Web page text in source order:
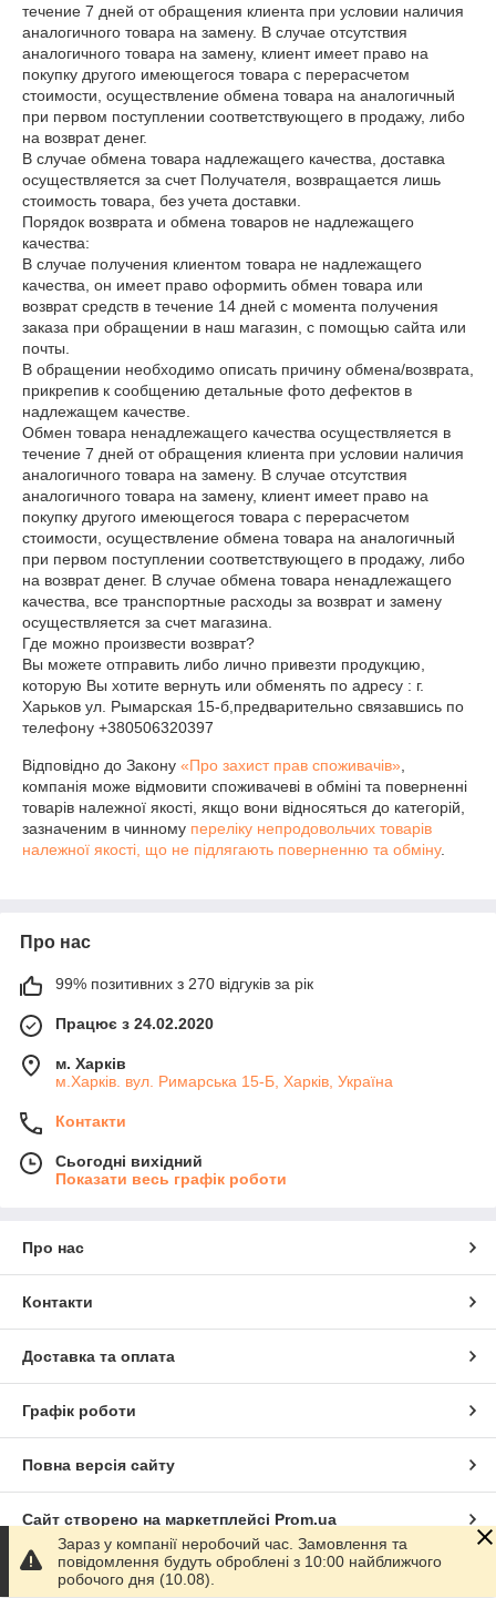
течение 7 дней от обращения клиента при условии наличия
аналогичного товара на замену. В случае отсутствия
аналогичного товара на замену, клиент имеет право на
покупку другого имеющегося товара с перерасчетом
стоимости, осуществление обмена товара на аналогичный
при первом поступлении соответствующего в продажу, либо
на возврат денег.
В случае обмена товара надлежащего качества, доставка
осуществляется за счет Получателя, возвращается лишь
стоимость товара, без учета доставки.
Порядок возврата и обмена товаров не надлежащего
качества:
В случае получения клиентом товара не надлежащего
качества, он имеет право оформить обмен товара или
возврат средств в течение 14 дней с момента получения
заказа при обращении в наш магазин, с помощью сайта или
почты.
В обращении необходимо описать причину обмена/возврата,
прикрепив к сообщению детальные фото дефектов в
надлежащем качестве.
Обмен товара ненадлежащего качества осуществляется в
течение 7 дней от обращения клиента при условии наличия
аналогичного товара на замену. В случае отсутствия
аналогичного товара на замену, клиент имеет право на
покупку другого имеющегося товара с перерасчетом
стоимости, осуществление обмена товара на аналогичный
при первом поступлении соответствующего в продажу, либо
на возврат денег. В случае обмена товара ненадлежащего
качества, все транспортные расходы за возврат и замену
осуществляется за счет магазина.
Где можно произвести возврат?
Вы можете отправить либо лично привезти продукцию,
которую Вы хотите вернуть или обменять по адресу : г.
Харьков ул. Рымарская 15-б,предварительно связавшись по
телефону +380506320397
Відповідно до Закону «Про захист прав споживачів»
компанія може відмовити споживачеві в обміні та поверненні
товарів належної якості, якщо вони відносяться до категорій,
зазначеним в чинному переліку непродовольчих товарів
належної якості, що не підлягають поверненню та обміну.
Про нас
99% позитивних з 270 відгуків за рік
Працює з 24.02.2020
м. Харків
м.Харків. вул. Римарська 15-Б, Харків, Україна
Контакти
Сьогодні вихідний
Показати весь графік роботи
Про нас
Контакти
Доставка та оплата
Графік роботи
Повна версія сайту
Сайт створено на маркетплейсі Prom.ua
Політика конфіденційності
Зараз у компанії неробочий час. Замовлення та
повідомлення будуть оброблені з 10:00 найближчого
робочого дня (10.08).